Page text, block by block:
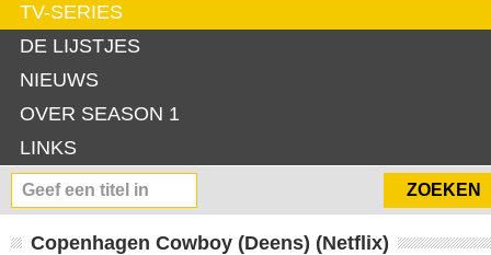
TV-SERIES
DE LIJSTJES
NIEUWS
OVER SEASON 1
LINKS
Copenhagen Cowboy (Deens) (Netflix)